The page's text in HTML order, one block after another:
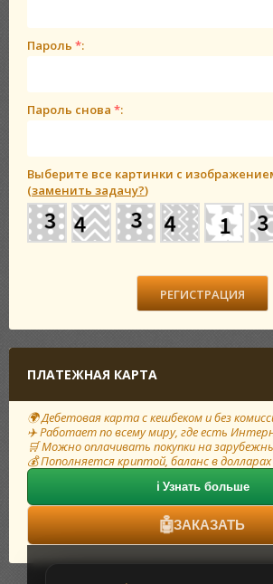
Пароль *:
Пароль снова *:
Выберите все картинки с
(заменить задачу?)
ПЛАТЕЖНАЯ КАРТА
🌍 Дебетовая карта с кешбеком и без
✈️ Работает по всему миру, где есть
🛒 Можно оплачивать покупки на
💰 Пополняется криптой, баланс в долларах
ℹ️ Узнать больше
🤖ЗАКАЗАТЬ